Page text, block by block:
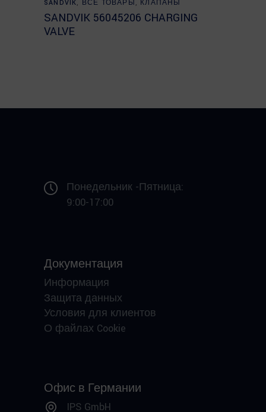
SANDVIK, ВСЕ ТОВАРЫ , КЛАПАНЫ
SANDVIK 56045206 CHARGING
VALVE
Понедельник -Пятница:
9:00-17:00
Документация
Информация
Защита данных
Условия для клиентов
О файлах Cookie
Офис в Германии
IPS GmbH